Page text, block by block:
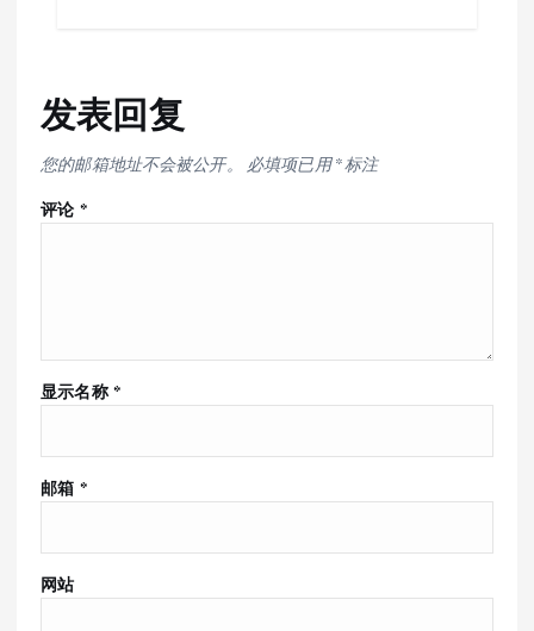
发表回复
您的邮箱地址不会被公开。 必填项已用*标注
评论 *
显示名称 *
邮箱 *
网站